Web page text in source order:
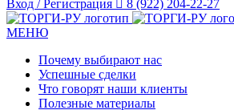
Вход / Регистрация 8 (922) 204-22-27
МЕНЮ
Почему выбирают нас
Успешные сделки
Что говорят наши клиенты
Полезные материалы